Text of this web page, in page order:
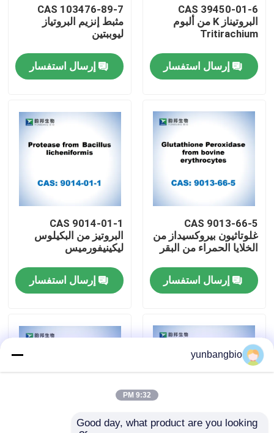
مسكن
منتجات
معلومات عنا
مراقبة الجودة
اتصل بنا
حالات
الكواشف البيوكيميائية
CAS 39450-01-6
البروتيناز K من ألبوم
Tritirachium
إرسال استفسار
CAS 103476-89-7
مثبط إنزيم البروتياز
ليوببتين
إرسال استفسار
CAS 9013-66-5
غلوتاثيون بيروكسيداز من
الخلايا الحمراء من البقر
إرسال استفسار
CAS 9014-01-1
البروتيز من البكيلوس
ليكينيفورميس
إرسال استفسار
yunbangbio
9:32 PM
Good day, what product are you looking